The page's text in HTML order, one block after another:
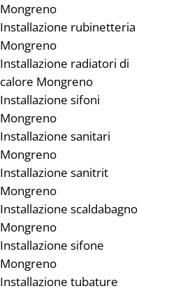
Mongreno
Installazione rubinetteria
Mongreno
Installazione radiatori di
calore Mongreno
Installazione sifoni
Mongreno
Installazione sanitari
Mongreno
Installazione sanitrit
Mongreno
Installazione scaldabagno
Mongreno
Installazione sifone
Mongreno
Installazione tubature